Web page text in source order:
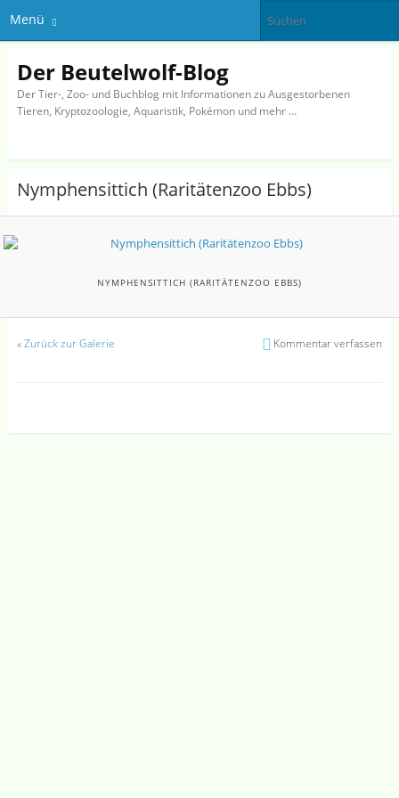
Menü
Der Beutelwolf-Blog
Der Tier-, Zoo- und Buchblog mit Informationen zu Ausgestorbenen
Tieren, Kryptozoologie, Aquaristik, Pokémon und mehr …
Nymphensittich (Raritätenzoo Ebbs)
NYMPHENSITTICH (RARITÄTENZOO EBBS)
«Zurück zur Galerie Kommentar verfassen